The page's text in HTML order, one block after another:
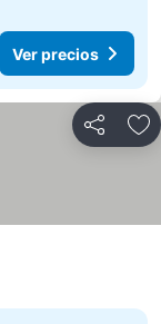
Ver precios
Compartir